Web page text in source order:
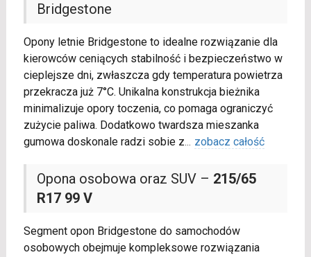
Bridgestone
Opony letnie Bridgestone to idealne rozwiązanie dla
kierowców ceniących stabilność i bezpieczeństwo w
cieplejsze dni, zwłaszcza gdy temperatura powietrza
przekracza już 7°C. Unikalna konstrukcja bieżnika
minimalizuje opory toczenia, co pomaga ograniczyć
zużycie paliwa. Dodatkowo twardsza mieszanka
gumowa doskonale radzi sobie z... zobacz całość
Opona osobowa oraz SUV – 215/65
R17 99 V
Segment opon Bridgestone do samochodów
osobowych obejmuje kompleksowe rozwiązania